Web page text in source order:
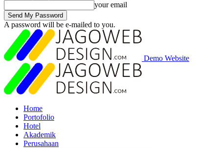
your email
A password will be e-mailed to you.
Demo Website
Home
Portofolio
Hotel
Akademik
Perusahaan